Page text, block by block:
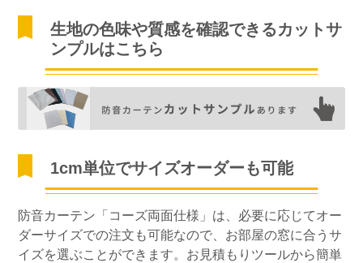
生地の色味や質感を確認できるカットサ
ンプルはこちら
1cm単位でサイズオーダーも可能
防音カーテン「コーズ両面仕様」は、必要に応じてオー
ダーサイズでの注文も可能なので、お部屋の窓に合うサ
イズを選ぶことができます。お見積もりツールから簡単